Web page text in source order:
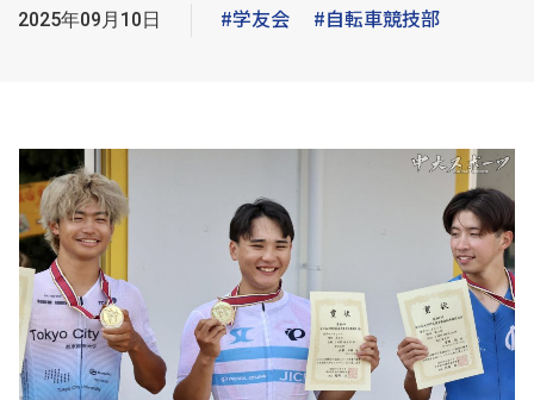
2025年09月10日 #学友会 #自転車競技部